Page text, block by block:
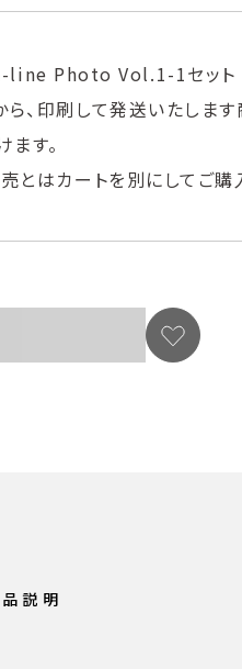
line Photo Vol.1-1セット
、印刷して発送いたします
す。
とはカートを別にしてご購
説明